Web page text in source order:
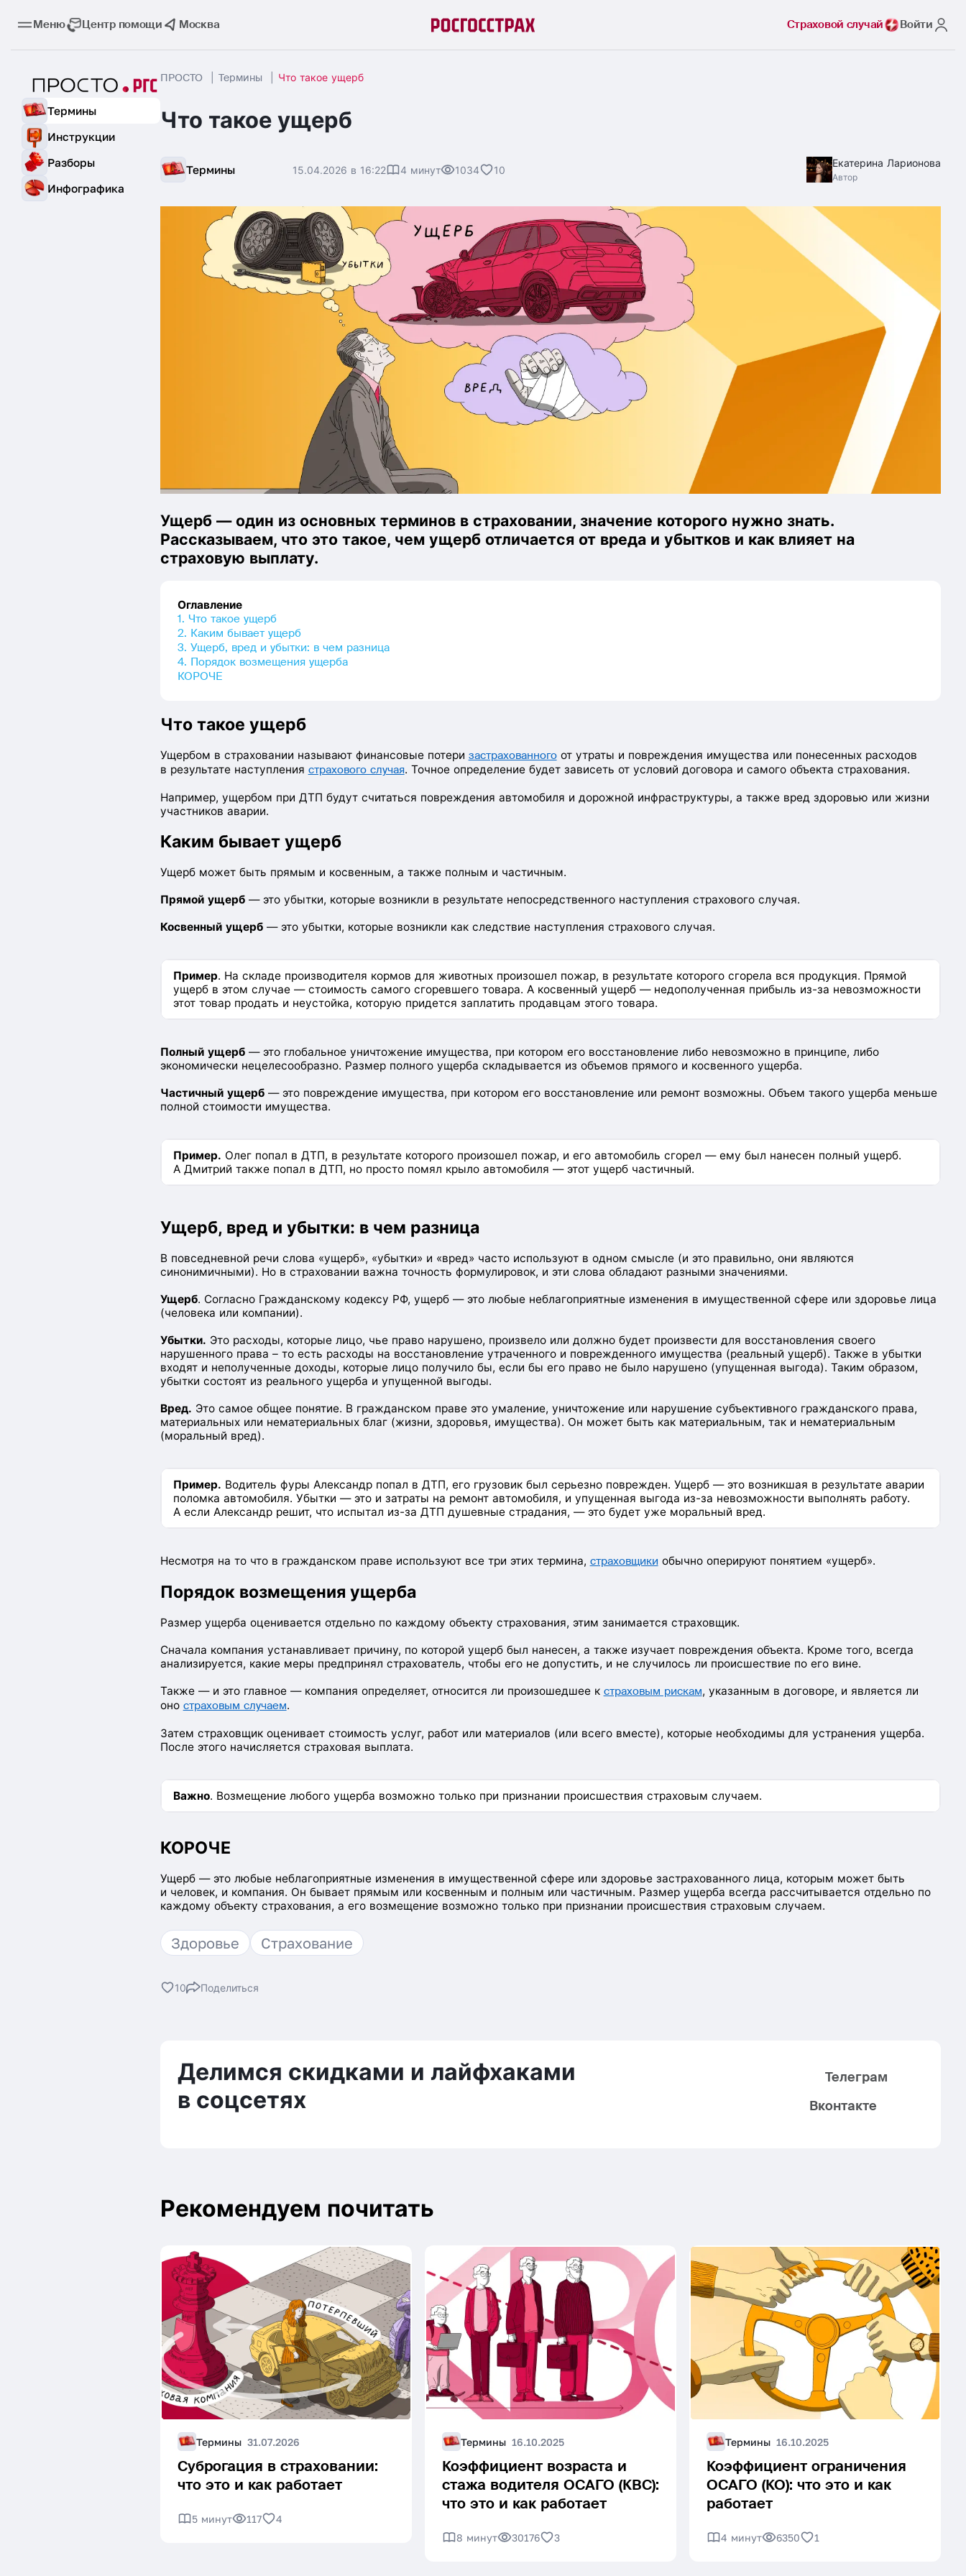
Меню Центр помощи Москва Страховой случай Войти
Термины
Инструкции
Разборы
Инфографика
ПРОСТО Термины Что такое ущерб
Что такое ущерб
Термины 15.04.2026 в 16:22 4 минут 1034 10
Екатерина Ларионова
Автор
Ущерб — один из основных терминов в страховании, значение которого нужно знать.
Рассказываем, что это такое, чем ущерб отличается от вреда и убытков и как влияет на
страховую выплату.
Оглавление
1. Что такое ущерб
2. Каким бывает ущерб
3. Ущерб, вред и убытки: в чем разница
4. Порядок возмещения ущерба
КОРОЧЕ
Что такое ущерб
Ущербом в страховании называют финансовые потери застрахованногоот утраты и повреждения имущества или понесенных расходов
в результате наступления страхового случая. Точное определение будет зависеть от условий договора и самого объекта страхования.
Например, ущербом при ДТП будут считаться повреждения автомобиля и дорожной инфраструктуры, а также вред здоровью или жизни
участников аварии.
Каким бывает ущерб
Ущерб может быть прямым и косвенным, а также полным и частичным.
Прямой ущерб— это убытки, которые возникли в результате непосредственного наступления страхового случая.
Косвенный ущерб— это убытки, которые возникли как следствие наступления страхового случая.
Пример. На складе производителя кормов для животных произошел пожар, в результате которого сгорела вся продукция. Прямой
ущерб в этом случае — стоимость самого сгоревшего товара. А косвенный ущерб — недополученная прибыль из-за невозможности
этот товар продать и неустойка, которую придется заплатить продавцам этого товара.
Полный ущерб— это глобальное уничтожение имущества, при котором его восстановление либо невозможно в принципе, либо
экономически нецелесообразно. Размер полного ущерба складывается из объемов прямого и косвенного ущерба.
Частичный ущерб— это повреждение имущества, при котором его восстановление или ремонт возможны. Объем такого ущерба меньше
полной стоимости имущества.
Пример. Олег попал в ДТП, в результате которого произошел пожар, и его автомобиль сгорел — ему был нанесен полный ущерб.
А Дмитрий также попал в ДТП, но просто помял крыло автомобиля — этот ущерб частичный.
Ущерб, вред и убытки: в чем разница
В повседневной речи слова «ущерб», «убытки» и «вред» часто используют в одном смысле (и это правильно, они являются
синонимичными). Но в страховании важна точность формулировок, и эти слова обладают разными значениями.
Ущерб. Согласно Гражданскому кодексу РФ, ущерб — это любые неблагоприятные изменения в имущественной сфере или здоровье лица
(человека или компании).
Убытки. Это расходы, которые лицо, чье право нарушено, произвело или должно будет произвести для восстановления своего
нарушенного права – то есть расходы на восстановление утраченного и поврежденного имущества (реальный ущерб). Также в убытки
входят и неполученные доходы, которые лицо получило бы, если бы его право не было нарушено (упущенная выгода). Таким образом,
убытки состоят из реального ущерба и упущенной выгоды.
Вред. Это самое общее понятие. В гражданском праве это умаление, уничтожение или нарушение субъективного гражданского права,
материальных или нематериальных благ (жизни, здоровья, имущества). Он может быть как материальным, так и нематериальным
(моральный вред).
Пример. Водитель фуры Александр попал в ДТП, его грузовик был серьезно поврежден. Ущерб — это возникшая в результате аварии
поломка автомобиля. Убытки — это и затраты на ремонт автомобиля, и упущенная выгода из-за невозможности выполнять работу.
А если Александр решит, что испытал из-за ДТП душевные страдания, — это будет уже моральный вред.
Несмотря на то что в гражданском праве используют все три этих термина, страховщики обычно оперируют понятием «ущерб».
Порядок возмещения ущерба
Размер ущерба оценивается отдельно по каждому объекту страхования, этим занимается страховщик.
Сначала компания устанавливает причину, по которой ущерб был нанесен, а также изучает повреждения объекта. Кроме того, всегда
анализируется, какие меры предпринял страхователь, чтобы его не допустить, и не случилось ли происшествие по его вине.
Также — и это главное — компания определяет, относится ли произошедшее к страховым рискам, указанным в договоре, и является ли
оно страховым случаем.
Затем страховщик оценивает стоимость услуг, работ или материалов (или всего вместе), которые необходимы для устранения ущерба.
После этого начисляется страховая выплата.
Важно. Возмещение любого ущерба возможно только при признании происшествия страховым случаем.
КОРОЧЕ
Ущерб — это любые неблагоприятные изменения в имущественной сфере или здоровье застрахованного лица, которым может быть
и человек, и компания. Он бывает прямым или косвенным и полным или частичным. Размер ущерба всегда рассчитывается отдельно по
каждому объекту страхования, а его возмещение возможно только при признании происшествия страховым случаем.
Здоровье Страхование
10 Поделиться
Делимся скидками и лайфхаками
в соцсетях
Телеграм
Вконтакте
Рекомендуем почитать
Термины 31.07.2026
Суброгация в страховании:
что это и как работает
5 минут 117 4
Термины 16.10.2025
Коэффициент возраста и
стажа водителя ОСАГО (КВС):
что это и как работает
8 минут 30176 3
Термины 16.10.2025
Коэффициент ограничения
ОСАГО (КО): что это и как
работает
4 минут 6350 1